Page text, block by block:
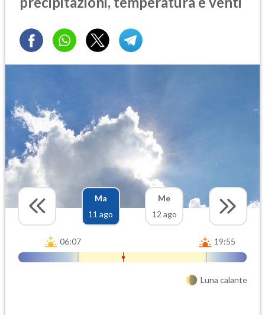
Ma
11 ago
Me
12 ago
06:07 19:55
Luna calante